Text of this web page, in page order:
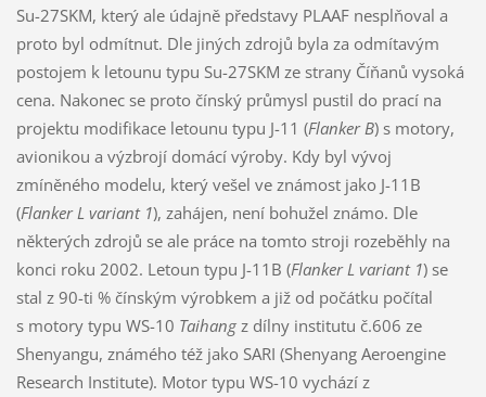
Su-27SKM, který ale údajně představy PLAAF nesplňoval a
proto byl odmítnut. Dle jiných zdrojů byla za odmítavým
postojem k letounu typu Su-27SKM ze strany Číňanů vysoká
cena. Nakonec se proto čínský průmysl pustil do prací na
projektu modifikace letounu typu J-11 (Flanker B) s motory,
avionikou a výzbrojí domácí výroby. Kdy byl vývoj
zmíněného modelu, který vešel ve známost jako J-11B
(Flanker L variant 1), zahájen, není bohužel známo. Dle
některých zdrojů se ale práce na tomto stroji rozeběhly na
konci roku 2002. Letoun typu J-11B (Flanker L variant 1) se
stal z 90-ti % čínským výrobkem a již od počátku počítal
s motory typu WS-10 Taihangz dílny institutu č.606 ze
Shenyangu, známého též jako SARI (Shenyang Aeroengine
Research Institute). Motor typu WS-10 vychází z